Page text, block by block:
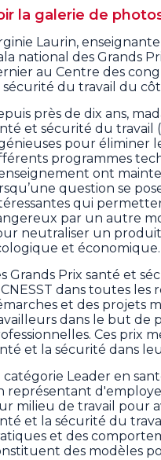
la galerie de
Laurin,
national des Grands
au Centre des
du travail du
près de dix ans,
et sécurité du travail
pour éliminer
programmes
ont
question se
qui
par un autre
neutraliser un produit
et économique.
Grands Prix santé et
CNESST dans toutes
et des projets
dans le but de
Ces prix
et la sécurité dans
catégorie Leader en
représentant
milieu de travail pour
et la sécurité du
et des
des modèles